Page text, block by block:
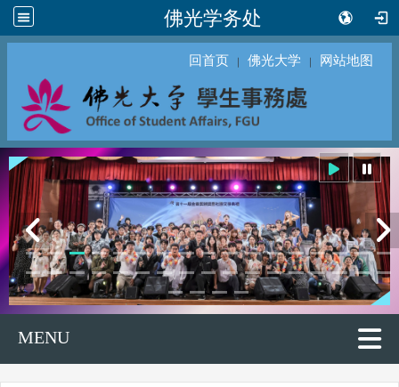
佛光学务处
回首页 ｜ 佛光大学 ｜ 网站地图
MENU